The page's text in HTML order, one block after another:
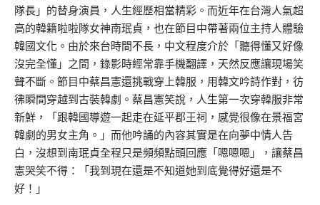
隊長」的替身演員，人生經歷相當精彩。而近年在台灣人氣超
高的韓籍啦啦隊女神南珉貞，也在節目中帶著兩位主持人體驗
韓國文化。由於來台時間不長，中文程度介於「聽得懂又好像
沒完全懂」之間，錄影時經常靠手機翻譯，天然反應讓現場笑
聲不斷。節目中蔡昌憲還挑戰穿上韓服，用韓文吟詩作對，彷
彿瞬間穿越到古裝韓劇。蔡昌憲笑說，人生第一次穿韓服非常
新鮮，「跟韓國導遊一起走在延平郡王祠，感覺很像在景福宮
韓劇的男女主角。」而他吟誦的內容其實是在向夢中情人告
白，沒想到南珉貞全程只是頻頻點頭回應「嗯嗯嗯」，讓蔡昌
憲哭笑不得：「我到現在還是不知道她到底覺得好還是不
好！」